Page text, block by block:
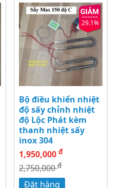
29.1%
Bộ điều khiển nhiệt
độ sấy chỉnh nhiệt
độ Lộc Phát kèm
thanh nhiệt sấy
inox 304
1,950,000 đ
2,750,000đ
Đặt hàng